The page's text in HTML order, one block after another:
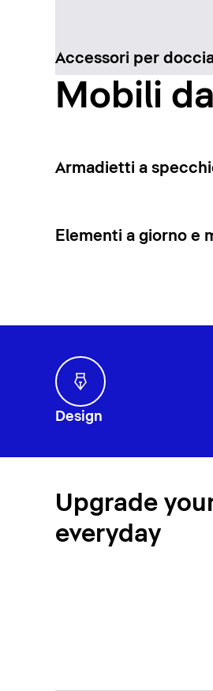
Accessori per
Mobili
Armadietti a
Elementi a giorno e
Design
Upgrade
everyday